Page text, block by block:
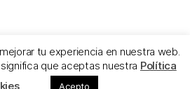
tu experiencia en nuestra web.
que aceptas nuestra Política
Acepto